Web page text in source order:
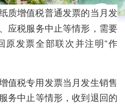
质增值税普通发票的当月发
应税服务中止等情形，需要
原发票全部联次并注明“作
值税专用发票当月发生销售
务中止等情形，收到退回的